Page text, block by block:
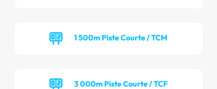
1 500m Piste Courte / TCM
3 000m Piste Courte / TCF